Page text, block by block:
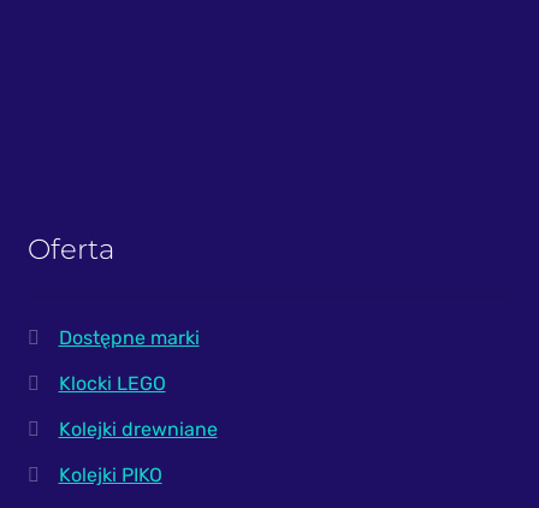
Oferta
Dostępne marki
Klocki LEGO
Kolejki drewniane
Kolejki PIKO